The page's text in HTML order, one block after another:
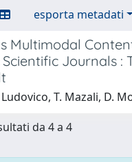
esporta metadati
Multimodal
Journals :
Ludovico, T. Mazali, D.
da 4 a 4